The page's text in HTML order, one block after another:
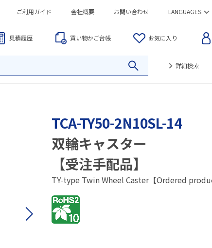
ご利用ガイド 会社概要 お問い合わせ LANGUAGES
見積履歴 買い物かご台帳 お気に入り
詳細検索
TCA-TY50-2N10SL-14
双輪キャスター
【受注手配品】
TY-type Twin Wheel Caster【Ordered